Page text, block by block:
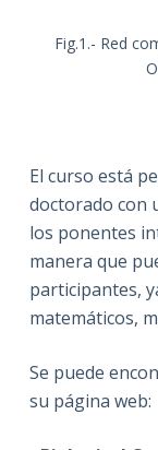
Fig.1.- Red
El curso está
doctorado con
los ponentes
manera que
participantes,
matemáticos,
Se puede
su página web: